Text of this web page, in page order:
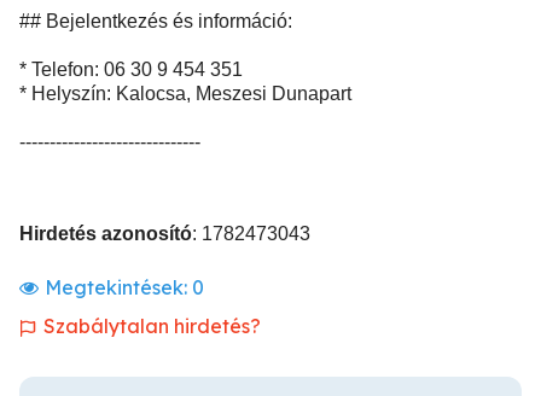
## Bejelentkezés és információ:
* Telefon: 06 30 9 454 351
* Helyszín: Kalocsa, Meszesi Dunapart
------------------------------
Hirdetés azonosító: 1782473043
Megtekintések: 0
Szabálytalan hirdetés?